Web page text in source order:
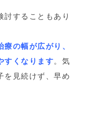
討することもあり
の幅が広がり、
すくなります。気
を見続けず、早め